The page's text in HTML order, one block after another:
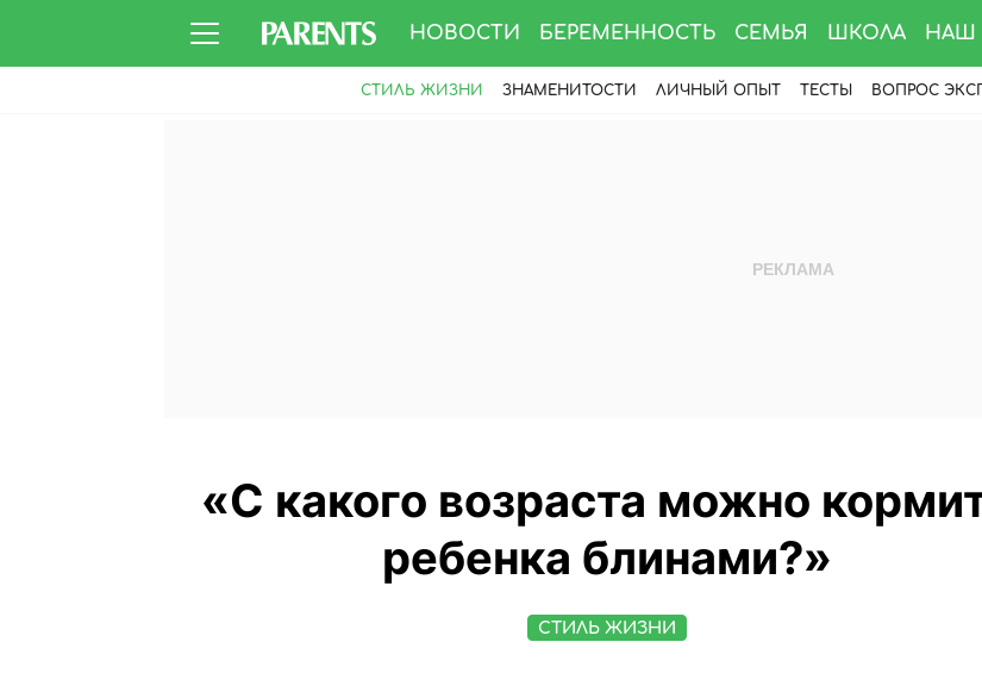
НОВОСТИ БЕРЕМЕННОСТЬ СЕМЬЯ ШКОЛА НАШ
СТИЛЬ ЖИЗНИ ЗНАМЕНИТОСТИ ЛИЧНЫЙ ОПЫТ ТЕСТЫ ВОПРОС
«С какого возраста можно
ребенка блинами?»
СТИЛЬ ЖИЗНИ